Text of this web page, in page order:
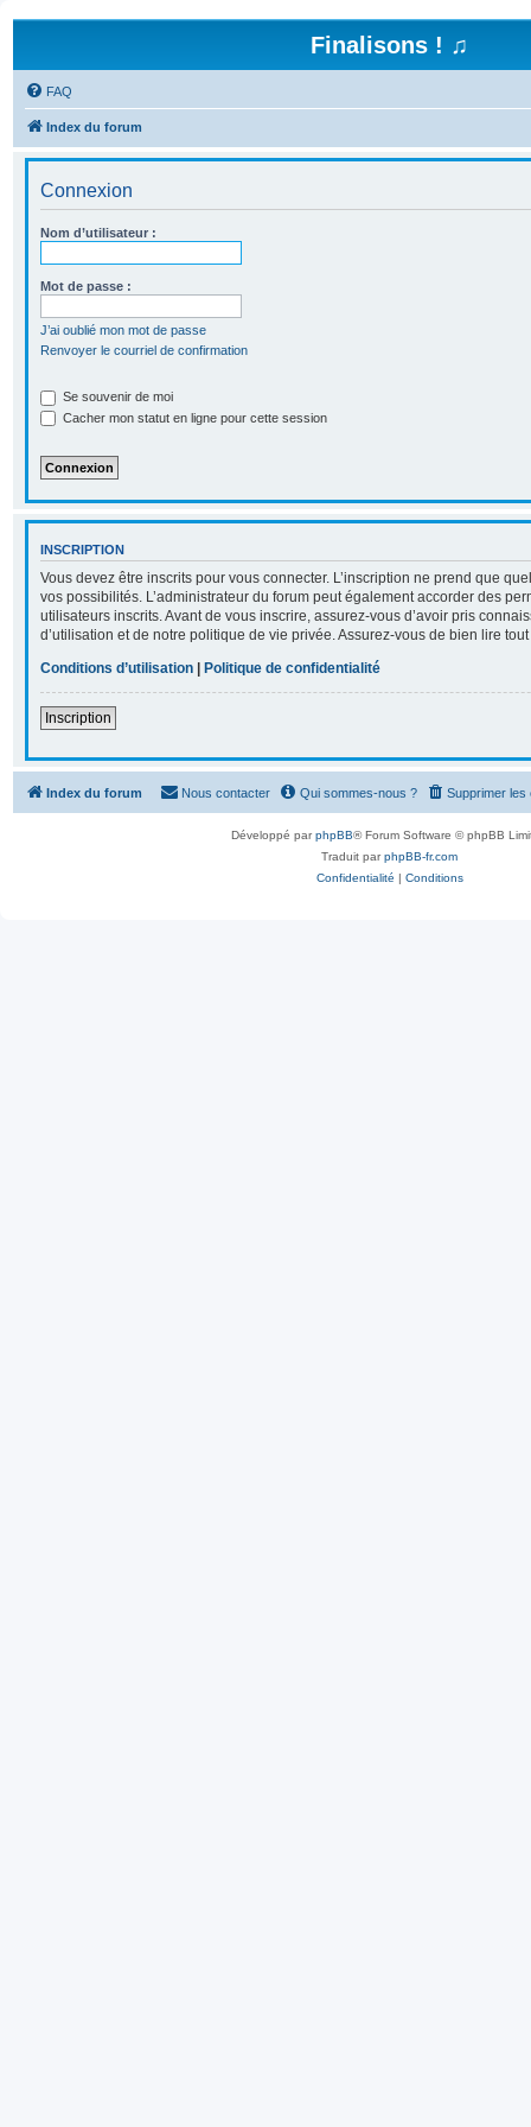
Finalisons ! ♫
FAQ
Index du forum
Connexion
Nom d’utilisateur :
Mot de passe :
J’ai oublié mon mot de passe
Renvoyer le courriel de confirmation
Se souvenir de moi
Cacher mon statut en ligne pour cette session
INSCRIPTION
Vous devez être inscrits pour vous connecter. L’inscription ne prend que
vos possibilités. L’administrateur du forum peut également accorder des
utilisateurs inscrits. Avant de vous inscrire, assurez-vous d’avoir pris
d’utilisation et de notre politique de vie privée. Assurez-vous de bien lire
Conditions d’utilisation | Politique de confidentialité
Inscription
Index du forum Supprimer les
Qui sommes-nous ?
Nous contacter
Développé parphpBB® Forum Software © phpBB
Traduit parphpBB-fr.com
Confidentialité | Conditions